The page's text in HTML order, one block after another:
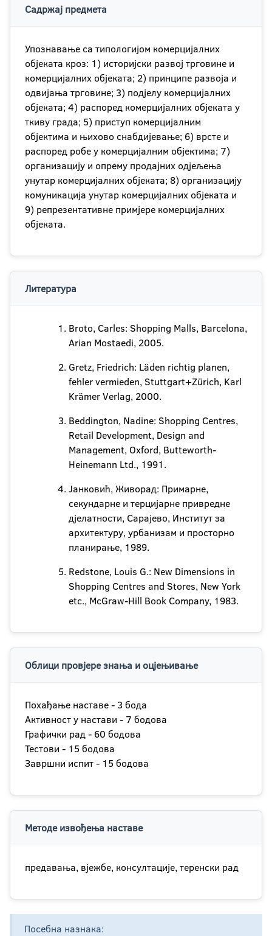
Садржај предмета
Упознавање са типологијом комерцијалних
објеката кроз: 1) историјски развој трговине и
комерцијалних објеката; 2) принципе развоја и
одвијања трговине; 3) подјелу комерцијалних
објеката; 4) распоред комерцијалних објеката у
ткиву града; 5) приступ комерцијалним
објектима и њихово снабдијевање; 6) врсте и
распоред робе у комерцијалним објектима; 7)
организацију и опрему продајних одјељења
унутар комерцијалних објеката; 8) организацију
комуникација унутар комерцијалних објеката и
9) репрезентативне примјере комерцијалних
објеката.
Литература
Broto, Carles: Shopping Malls, Barcelona,
Arian Mostaedi, 2005.
Gretz, Friedrich: Läden richtig planen,
fehler vermieden, Stuttgart+Zürich, Karl
Krämer Verlag, 2000.
Beddington, Nadine: Shopping Centres,
Retail Development, Design and
Management, Oxford, Butteworth-
Heinemann Ltd., 1991.
Јанковић, Живорад: Примарне,
секундарне и терцијарне привредне
дјелатности, Сарајево, Институт за
архитектуру, урбанизам и просторно
планирање, 1989.
Redstone, Louis G.: New Dimensions in
Shopping Centres and Stores, New York
etc., McGraw-Hill Book Company, 1983.
Облици провјере знања и оцјењивање
Похађање наставе - 3 бода
Активност у настави - 7 бодова
Графички рад - 60 бодова
Тестови - 15 бодова
Завршни испит - 15 бодова
Методе извођења наставе
предавања, вјежбе, консултације, теренски рад
Посебна назнака: